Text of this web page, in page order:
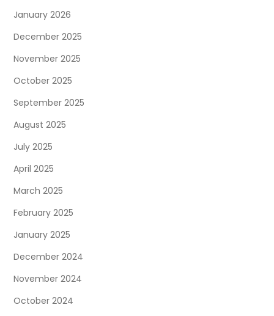
January 2026
December 2025
November 2025
October 2025
September 2025
August 2025
July 2025
April 2025
March 2025
February 2025
January 2025
December 2024
November 2024
October 2024